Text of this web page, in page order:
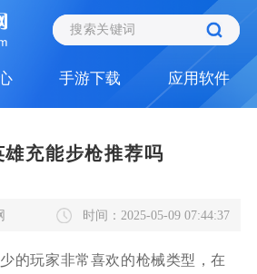
手游下载 应用软件
雄充能步枪推荐吗
时间：2025-05-09 07:44:37
的玩家非常喜欢的枪械类型，在